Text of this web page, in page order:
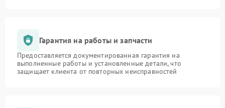
Гарантия на работы и запчасти
Предоставляется документированная гарантия на
выполненные работы и установленные детали, что
защищает клиента от повторных неисправностей